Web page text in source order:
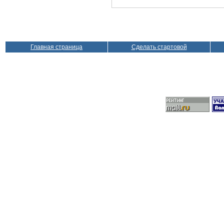
Главная страница Сделать стартовой